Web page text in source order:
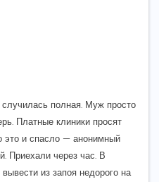
полная. Муж просто
Платные клиники просят
это и спасло — анонимный
Приехали через час. В
из запоя недорого на